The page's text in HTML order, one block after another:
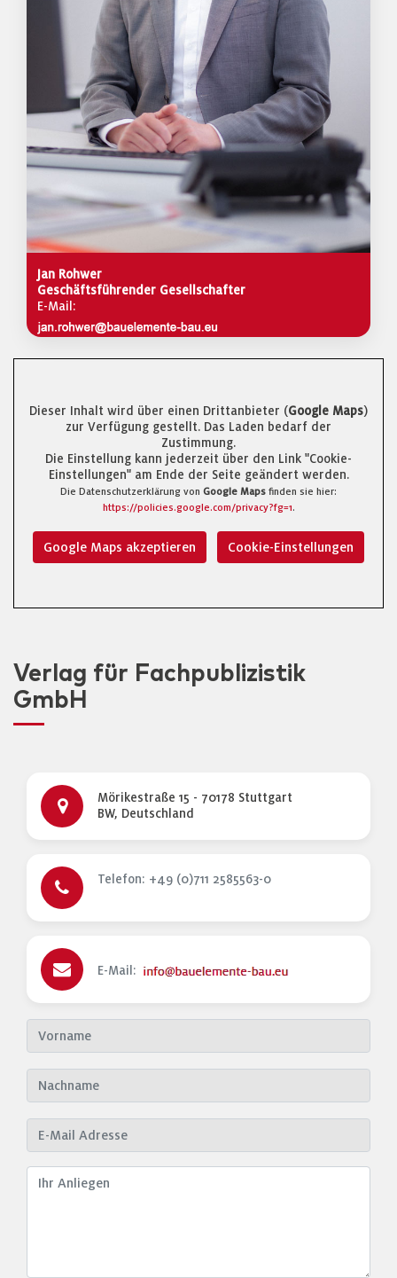
Jan Rohwer
Geschäftsführender Gesellschafter
E-Mail:
Dieser Inhalt wird über einen Drittanbieter (Google Maps)
zur Verfügung gestellt. Das Laden bedarf der
Zustimmung.
Die Einstellung kann jederzeit über den Link "Cookie-
Einstellungen" am Ende der Seite geändert werden.
Die Datenschutzerklärung von Google Maps finden sie hier:
https://policies.google.com/privacy?fg=1.
Google Maps akzeptieren Cookie-Einstellungen
Verlag für Fachpublizistik
GmbH
Mörikestraße 15 - 70178 Stuttgart
BW, Deutschland
Telefon: +49 (0)711 2585563-0
E-Mail: